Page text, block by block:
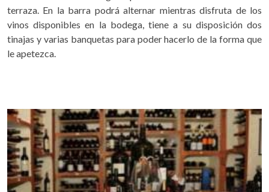
terraza. En la barra podrá alternar mientras disfruta de los
vinos disponibles en la bodega, tiene a su disposición dos
tinajas y varias banquetas para poder hacerlo de la forma que
le apetezca.